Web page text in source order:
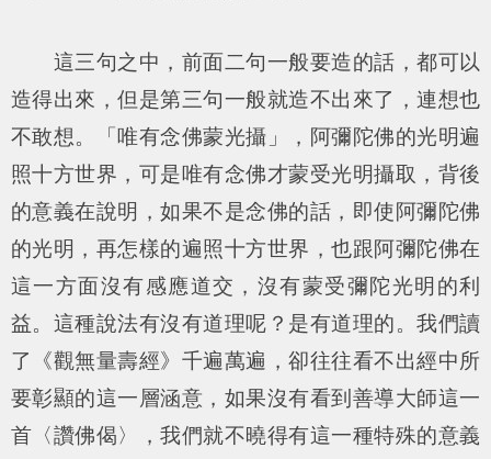
這三句之中，前面二句一般要造的話，都可以
造得出來，但是第三句一般就造不出來了，連想也
不敢想。「唯有念佛蒙光攝」，阿彌陀佛的光明遍
照十方世界，可是唯有念佛才蒙受光明攝取，背後
的意義在說明，如果不是念佛的話，即使阿彌陀佛
的光明，再怎樣的遍照十方世界，也跟阿彌陀佛在
這一方面沒有感應道交，沒有蒙受彌陀光明的利
益。這種說法有沒有道理呢？是有道理的。我們讀
了《觀無量壽經》千遍萬遍，卻往往看不出經中所
要彰顯的這一層涵意，如果沒有看到善導大師這一
首〈讚佛偈〉，我們就不曉得有這一種特殊的意義